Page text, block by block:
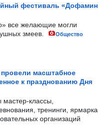
фестиваль «Дофамин
все желающие могли
змеев.
Общество
масштабное
к празднованию Дня
классы,
тренинги, ярмарка
организаций